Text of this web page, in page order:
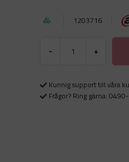
1203716
- +
Kunnig support till våra
Frågor? Ring gärna: